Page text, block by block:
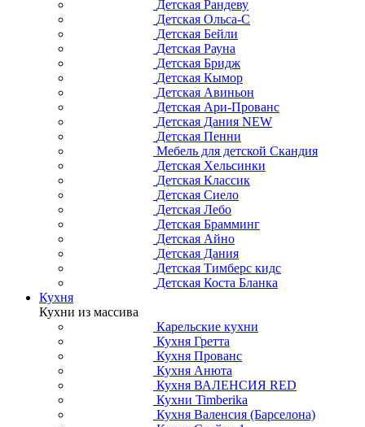
Детская Рандеву
Детская Ольса-С
Детская Бейли
Детская Рауна
Детская Бридж
Детская Кымор
Детская Авиньон
Детская Ари-Прованс
Детская Дания NEW
Детская Пенни
Мебель для детской Скандия
Детская Хельсинки
Детская Классик
Детская Сиело
Детская Лебо
Детская Брамминг
Детская Айно
Детская Дания
Детская Тимберс кидс
Детская Коста Бланка
Кухня
Кухни из массива
Карельские кухни
Кухня Гретта
Кухня Прованс
Кухня Анюта
Кухня ВАЛЕНСИЯ RED
Кухни Timberika
Кухня Валенсия (Барселона)